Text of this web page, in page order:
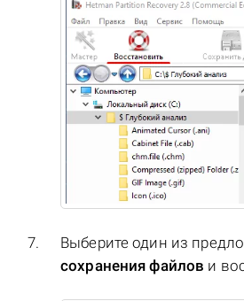
Выберите один из
сохранения файлов и